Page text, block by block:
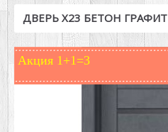
ДВЕРЬ X23 БЕТОН ГРАФИТ
Акция 1+1=3